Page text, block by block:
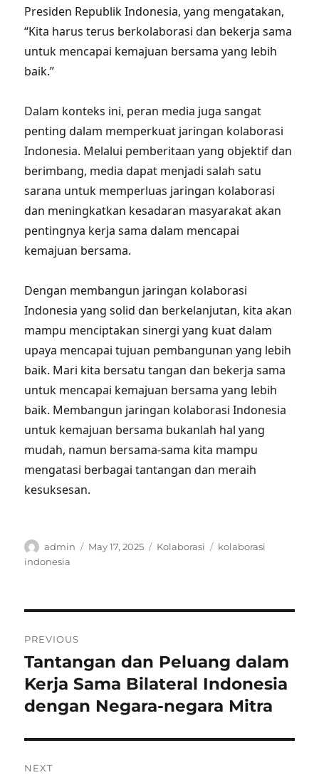
Presiden Republik Indonesia, yang mengatakan,
“Kita harus terus berkolaborasi dan bekerja sama
untuk mencapai kemajuan bersama yang lebih
baik.”
Dalam konteks ini, peran media juga sangat
penting dalam memperkuat jaringan kolaborasi
Indonesia. Melalui pemberitaan yang objektif dan
berimbang, media dapat menjadi salah satu
sarana untuk memperluas jaringan kolaborasi
dan meningkatkan kesadaran masyarakat akan
pentingnya kerja sama dalam mencapai
kemajuan bersama.
Dengan membangun jaringan kolaborasi
Indonesia yang solid dan berkelanjutan, kita akan
mampu menciptakan sinergi yang kuat dalam
upaya mencapai tujuan pembangunan yang lebih
baik. Mari kita bersatu tangan dan bekerja sama
untuk mencapai kemajuan bersama yang lebih
baik. Membangun jaringan kolaborasi Indonesia
untuk kemajuan bersama bukanlah hal yang
mudah, namun bersama-sama kita mampu
mengatasi berbagai tantangan dan meraih
kesuksesan.
Author
admin
Posted
May 17, 2025 Categories
Kolaborasi Tags
kolaborasi
indonesia
navigation
PREVIOUS
Previous
post:
Tantangan dan Peluang dalam
Kerja Sama Bilateral Indonesia
dengan Negara-negara Mitra
NEXT